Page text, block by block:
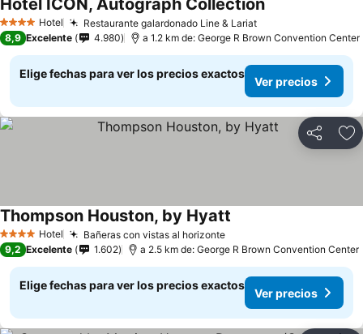
4 EstrellasHotel Restaurante galardonado Line & Lariat
Hotel ICON, Autograph Collection
8,9 Excelente 4.980 a 1.2 km de: George R Brown Convention Center
Elige fechas para ver los precios exactos
Ver precios
Compartir
4 EstrellasHotel Bañeras con vistas al horizonte
Thompson Houston, by Hyatt
9,2 Excelente 1.602 a 2.5 km de: George R Brown Convention Center
Elige fechas para ver los precios exactos
Ver precios